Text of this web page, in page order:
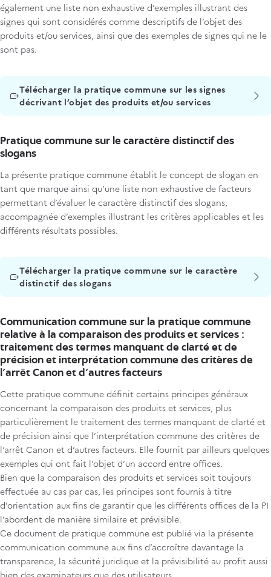
également une liste non exhaustive d’exemples illustrant des
signes qui sont considérés comme descriptifs de l’objet des
produits et/ou services, ainsi que des exemples de signes qui ne le
sont pas.
Titre
Télécharger la pratique commune sur les signes
décrivant l’objet des produits et/ou services
Pratique commune sur le caractère distinctif des
slogans
La présente pratique commune établit le concept de slogan en
tant que marque ainsi qu’une liste non exhaustive de facteurs
permettant d’évaluer le caractère distinctif des slogans,
accompagnée d’exemples illustrant les critères applicables et les
différents résultats possibles.
Titre
Télécharger la pratique commune sur le caractère
distinctif des slogans
Communication commune sur la pratique commune
relative à la comparaison des produits et services :
traitement des termes manquant de clarté et de
précision et interprétation commune des critères de
l'arrêt Canon et d'autres facteurs
Cette pratique commune définit certains principes généraux
concernant la comparaison des produits et services, plus
particulièrement le traitement des termes manquant de clarté et
de précision ainsi que l’interprétation commune des critères de
l’arrêt Canon et d’autres facteurs. Elle fournit par ailleurs quelques
exemples qui ont fait l’objet d’un accord entre offices.
Bien que la comparaison des produits et services soit toujours
effectuée au cas par cas, les principes sont fournis à titre
d’orientation aux fins de garantir que les différents offices de la PI
l’abordent de manière similaire et prévisible.
Ce document de pratique commune est publié via la présente
communication commune aux fins d’accroître davantage la
transparence, la sécurité juridique et la prévisibilité au profit aussi
bien des examinateurs que des utilisateurs.